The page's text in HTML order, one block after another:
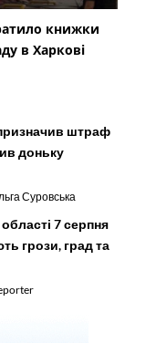
книжки
в Харкові
штраф
доньку
Суровська
7 серпня
грози, град та